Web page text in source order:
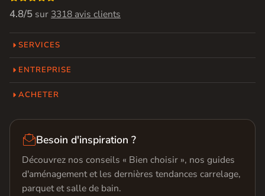
4.8/5 sur 3318 avis clients
SERVICES
ENTREPRISE
ACHETER
Besoin d'inspiration ?
Découvrez nos conseils « Bien choisir », nos guides
d'aménagement et les dernières tendances carrelage,
parquet et salle de bain.